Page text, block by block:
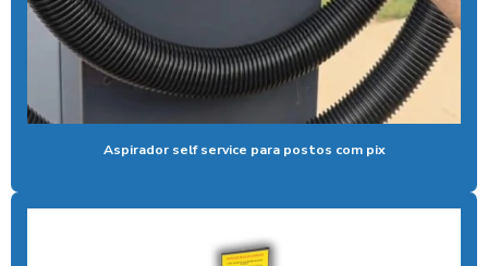
Aspirador self service para eletroposto
Aspirador self service fichas
Aspirador self service moedas
Aspirador self service com pix
Aspirador self service pix preço
Aspirador self service para postos com pix